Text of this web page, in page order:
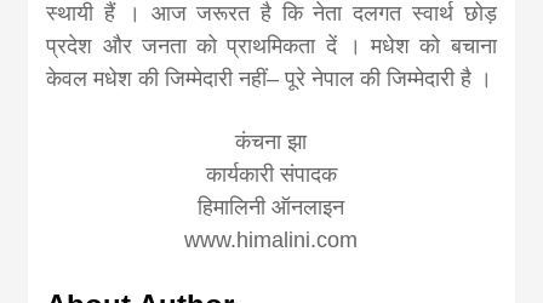
स्थायी हैं । आज जरूरत है कि नेता दलगत स्वार्थ छोड़
प्रदेश और जनता को प्राथमिकता दें । मधेश को बचाना
केवल मधेश की जिम्मेदारी नहीं– पूरे नेपाल की जिम्मेदारी है ।
कंचना झा
कार्यकारी संपादक
हिमालिनी ऑनलाइन
www.himalini.com